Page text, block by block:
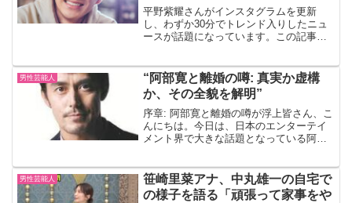
平野紫耀さんがインスタグラムを更新
し、わずか30分でトレンド入りしたニュ
ースが話題になっています。この記事で
ンスタ更新でトレンド入り8月16日、平野
紫耀さんがインスタグ...
男性芸能人
“阿部寛と離婚の噂: 真実か虚構
か、その全貌を解明”
序章: 阿部寛と離婚の噂が浮上皆さん、こ
んにちは。今日は、日本のエンターテイ
メント界で大きな話題となっている阿部
の演技力と端正なルックスで、多くの映
画やドラマで主演を...
男性芸能人
笹崎里菜アナ、中丸雄一の自宅で
の様子を語る「頑張って家事をや